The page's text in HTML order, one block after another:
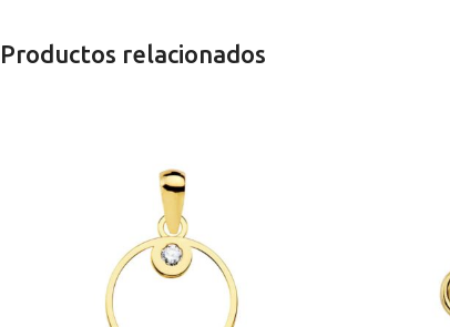
Productos relacionados